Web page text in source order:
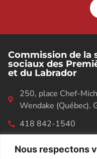
Nous respectons
Commission de la
sociaux des
et du Labrador
250, place Chef-
Wendake (Québec).
418 842-1540
RÉPERTOIRE DES